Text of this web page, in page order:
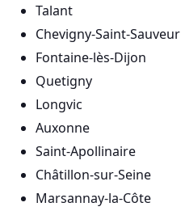
Talant
Chevigny-Saint-Sauveur
Fontaine-lès-Dijon
Quetigny
Longvic
Auxonne
Saint-Apollinaire
Châtillon-sur-Seine
Marsannay-la-Côte